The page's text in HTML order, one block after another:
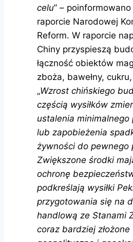
celu” –
raporcie Narodowej
Reform. W raporcie
Chiny przyspieszą
łączność obiektów
zboża, bawełny,
„Wzrost chińskiego
częścią wysiłków
ustalenia
lub zapobieżenia
żywności do pewnego
Zwiększone środki
ochronę
podkreślają wysiłki
przygotowania się na
handlową ze Stanami
coraz bardziej